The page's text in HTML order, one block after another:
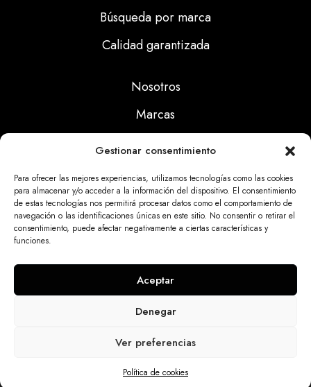
Gestionar consentimiento
Para ofrecer las mejores experiencias, utilizamos tecnologías como las cookies
para almacenar y/o acceder a la información del dispositivo. El consentimiento
de estas tecnologías nos permitirá procesar datos como el comportamiento de
navegación o las identificaciones únicas en este sitio. No consentir o retirar el
consentimiento, puede afectar negativamente a ciertas características y
funciones.
Aceptar
Denegar
Ver preferencias
Política de cookies
Búsqueda por marca
Calidad garantizada
Nosotros
Marcas
Noticias
Aviso Legal
Politicas Cookies
pormiempresa.online
Tienda